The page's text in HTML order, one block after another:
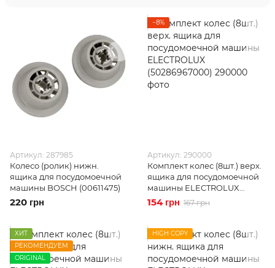
Артикул: 287985
Колесо (ролик) нижн.
ящика для посудомоечной
машины BOSCH (00611475)
220 грн
−8%
Артикул: 290000
Комплект колес (8шт.) верх.
ящика для посудомоечной
машины ELECTROLUX
(50286967000)
154 грн 167 грн
ХИТ
РЕКОМЕНДУЕМ
ORIGINAL
HIGH COPY